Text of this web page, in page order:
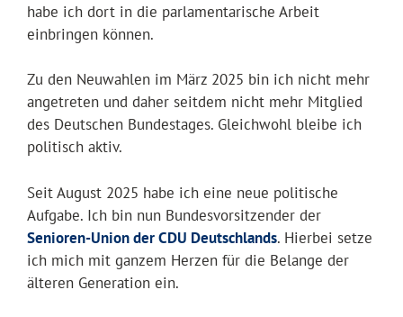
habe ich dort in die parlamentarische Arbeit
einbringen können.
Zu den Neuwahlen im März 2025 bin ich nicht mehr
angetreten und daher seitdem nicht mehr Mitglied
des Deutschen Bundestages. Gleichwohl bleibe ich
politisch aktiv.
Seit August 2025 habe ich eine neue politische
Aufgabe. Ich bin nun Bundesvorsitzender der
Senioren-Union der CDU Deutschlands. Hierbei setze
ich mich mit ganzem Herzen für die Belange der
älteren Generation ein.